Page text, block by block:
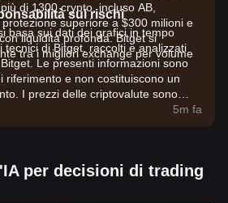
di 1300 crypto, incluso AB,
superiore a $300 milioni e
liquidità profonda. Bitget si
tra i migliori exchange per volume
sui rischi
basa sui dati dei grafici in tempo
tecnici di Bitget, raccolti e analizzati
Le presenti informazioni sono
riferimento e non costituiscono un
I prezzi delle criptovalute sono
Prendi decisioni di investimento in
al rischio.
5m fa
per decisioni di trading